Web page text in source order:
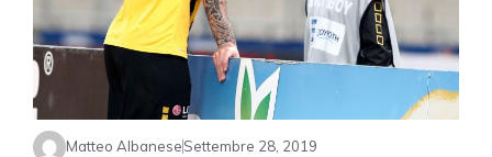
Matteo AlbaneseSettembre 28, 2019